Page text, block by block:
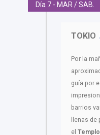
Día 7 - MAR / SAB.
TOKIO
Por la
guía por
barrios
llenas
el